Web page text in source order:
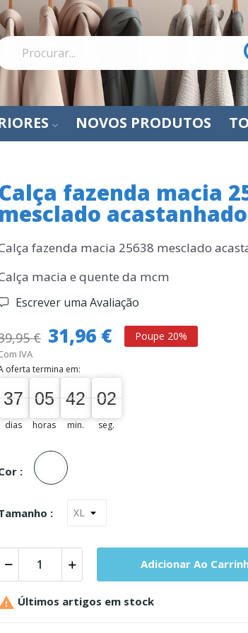
NOVOS PRODUTOS
Calça fazenda macia
mesclado acastanhado
fazenda macia 25638 mesclado
macia e quente da mcm
Escrever uma Avaliação
€ 31,96 € Poupe 20%
IVA
oferta termina em:
37
37
00
dias
05
05
00
horas
42
42
00
min.
01
01
02
seg.
:
Unica
:
Adicionar Ao
 Últimos artigos em stock